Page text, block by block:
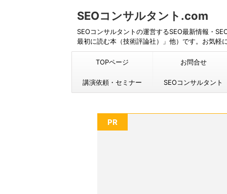
SEOコンサルタント.com
SEOコンサルタントの運営するSEO最新情報・
最初に読む本（技術評論社）」他）です。お気軽
TOPページ お問合せ
講演依頼・セミナー SEOコンサルタント
PR